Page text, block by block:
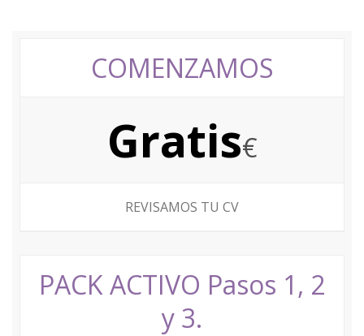
COMENZAMOS
Gratis€
REVISAMOS TU CV
PACK ACTIVO Pasos 1, 2
y 3.